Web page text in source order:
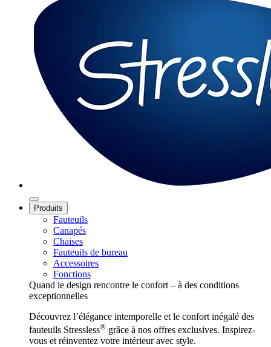
Produits
Fauteuils
Canapés
Chaises
Fauteuils de bureau
Accessoires
Fonctions
Quand le design rencontre le confort – à des conditions
exceptionnelles
Découvrez l’élégance intemporelle et le confort inégalé des
fauteuils Stressless® grâce à nos offres exclusives. Inspirez-
vous et réinventez votre intérieur avec style.